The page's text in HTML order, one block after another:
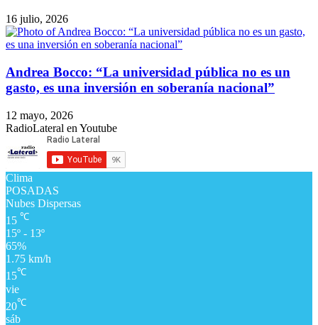
16 julio, 2026
Andrea Bocco: “La universidad pública no es un
gasto, es una inversión en soberanía nacional”
12 mayo, 2026
RadioLateral en Youtube
Clima
POSADAS
Nubes Dispersas
15 ℃
15º - 13º
65%
1.75 km/h
15℃
vie
20℃
sáb